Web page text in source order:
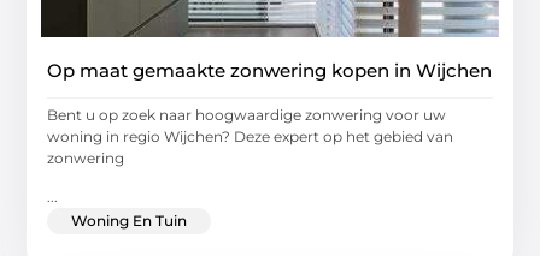
Op maat gemaakte zonwering kopen in Wijchen
Bent u op zoek naar hoogwaardige zonwering voor uw
woning in regio Wijchen? Deze expert op het gebied van
zonwering
...
Woning En Tuin